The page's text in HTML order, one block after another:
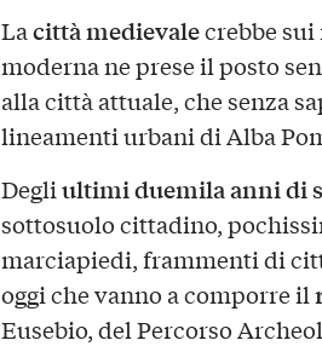
Lacittà medievalecrebbe sui
moderna ne prese il posto
alla città attuale, che senza
lineamenti urbani di Alba
Degliultimi duemila anni di
sottosuolo cittadino,
marciapiedi, frammenti di
oggi che vanno a comporre il
Eusebio, del Percorso